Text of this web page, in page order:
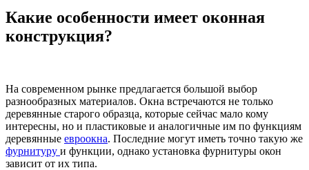
Какие особенности имеет оконная
конструкция?
На современном рынке предлагается большой выбор
разнообразных материалов. Окна встречаются не только
деревянные старого образца, которые сейчас мало кому
интересны, но и пластиковые и аналогичные им по функциям
деревянные евроокна. Последние могут иметь точно такую же
фурнитуру и функции, однако установка фурнитуры окон
зависит от их типа.